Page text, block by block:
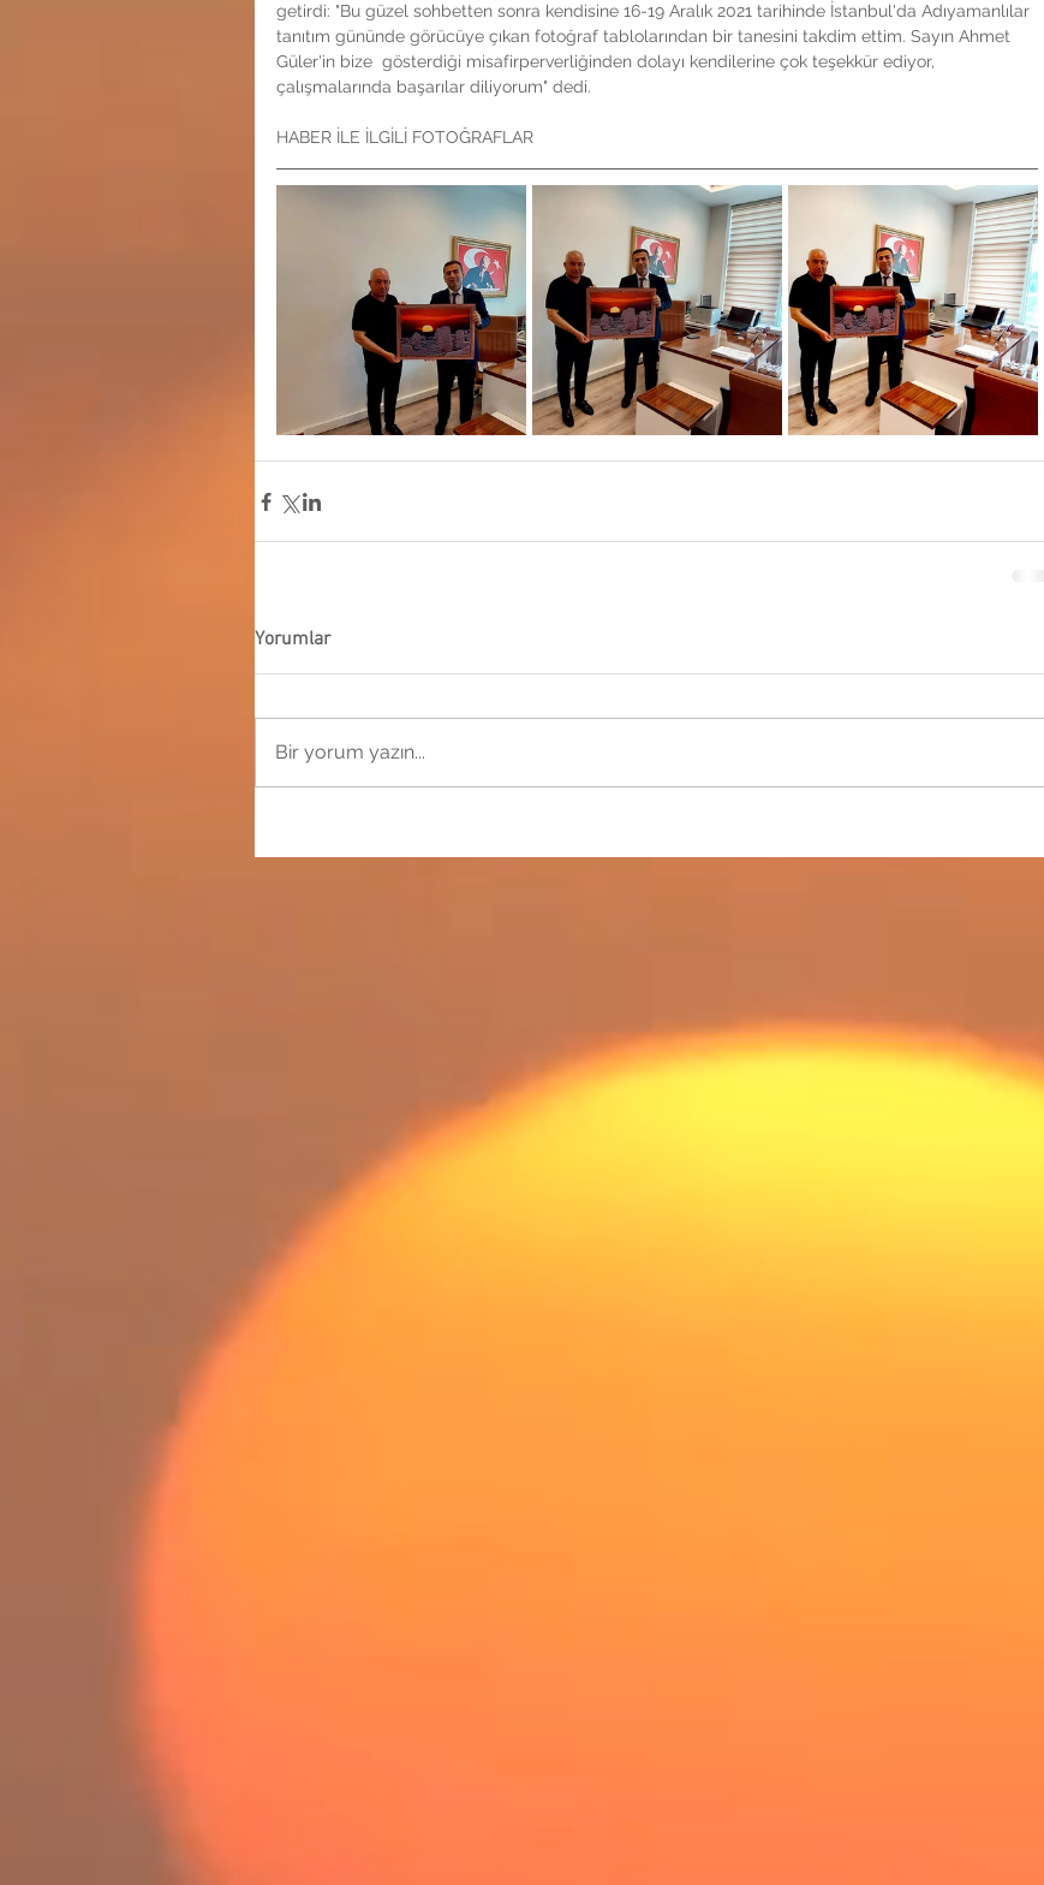
getirdi: "Bu güzel sohbetten sonra kendisine 16-19 Aralık 2021 tarihinde İstanbul'da Adıyamanlılar
tanıtım gününde görücüye çıkan fotoğraf tablolarından bir tanesini takdim ettim. Sayın Ahmet
Güler'in bize  gösterdiği misafirperverliğinden dolayı kendilerine çok teşekkür ediyor,
çalışmalarında başarılar diliyorum" dedi.
HABER İLE İLGİLİ FOTOĞRAFLAR
Yorumlar
Bir yorum yazın...